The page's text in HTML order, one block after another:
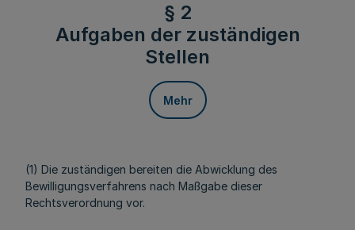
§ 2
Aufgaben der zuständigen
Stellen
Mehr
(1) Die zuständigen bereiten die Abwicklung des
Bewilligungsverfahrens nach Maßgabe dieser
Rechtsverordnung vor.